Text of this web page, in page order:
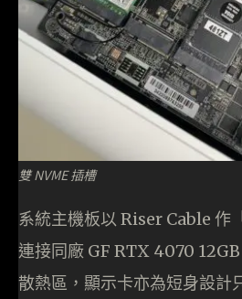
雙 NVME 插槽
系統主機板以 Riser Cable 作
連接同廠 GF RTX 4070
散熱區，顯示卡亦為短身設